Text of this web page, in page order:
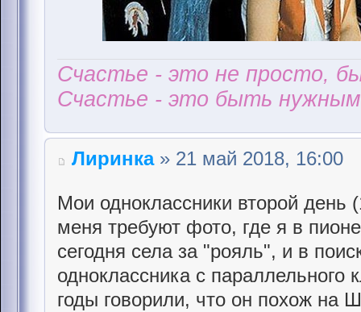
Счастье - это не просто,
Счастье - это быть
Лиринка» 21 май 2018, 16:00
Мои одноклассники второй день
меня требуют фото, где я в
сегодня села за "рояль", и в
одноклассника с параллельного
годы говорили, что он похож на